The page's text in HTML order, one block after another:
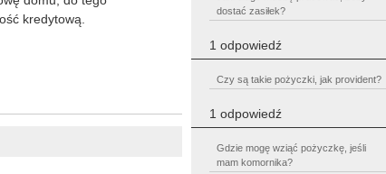
dostać zasiłek?
1 odpowiedź
Czy są takie pożyczki, jak provident?
1 odpowiedź
Gdzie mogę wziąć pożyczkę, jeśli
mam komornika?
kredytową.